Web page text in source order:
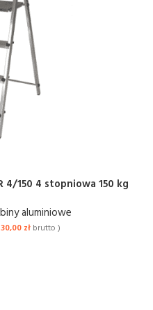
4/150 4 stopniowa 150 kg
aluminiowe
30,00 zł brutto )